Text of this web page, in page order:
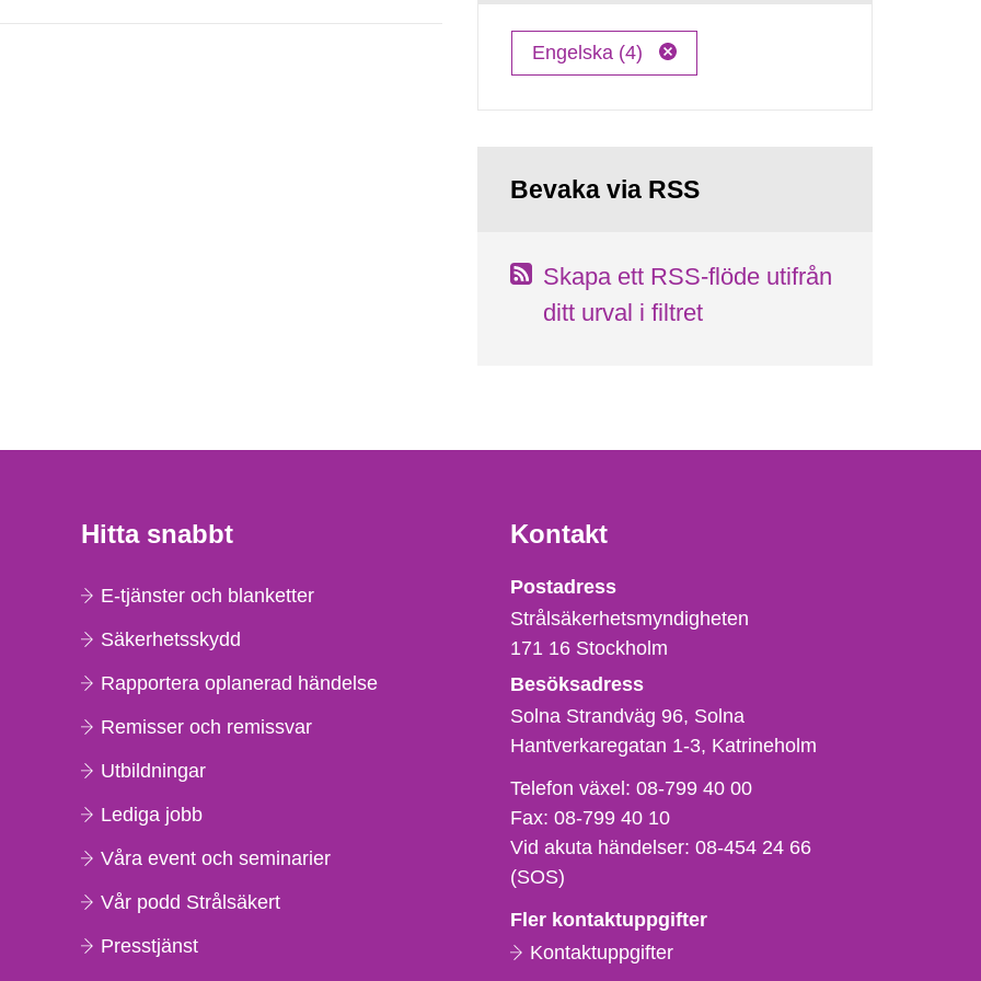
Engelska (4)
Bevaka via RSS
Skapa ett RSS-flöde utifrån
ditt urval i filtret
Hitta snabbt
E-tjänster och blanketter
Säkerhetsskydd
Rapportera oplanerad händelse
Remisser och remissvar
Utbildningar
Lediga jobb
Våra event och seminarier
Vår podd Strålsäkert
Presstjänst
Kontakt
Strålsäkerhetsmyndigheten
Postadress
Strålsäkerhetsmyndigheten
171 16 Stockholm
Besöksadress
Solna Strandväg 96, Solna
Hantverkaregatan 1-3 Katrineholm
Telefon,
fax
och
e-
Telefon växel:08-799 40 00
Fax:08-799 40 10
Vid akuta händelser:08-454 24 66
(SOS)
Fler kontaktuppgifter
Kontaktuppgifter